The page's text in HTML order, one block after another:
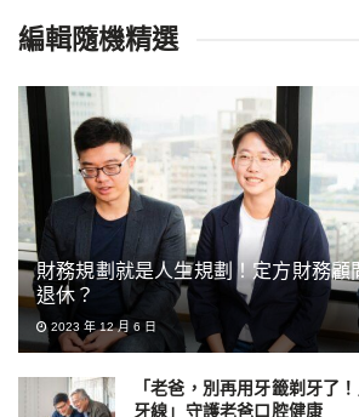
編輯隨機精選
財務規劃就是人生規劃！定方財務顧
退休？
2023 年 12 月 6 日
「老爸，別再用牙籤剃牙了
牙線」守護老爸口腔健康